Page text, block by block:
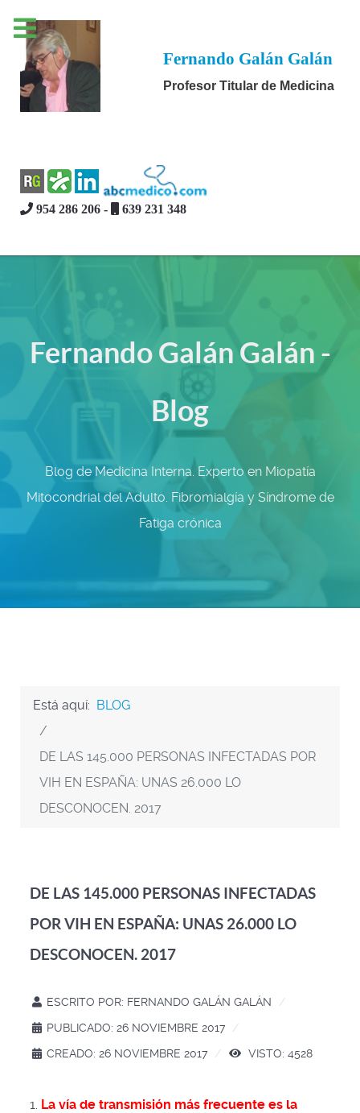
Fernando Galán Galán
Profesor Titular de Medicina
954 286 206 - 639 231 348
Fernando Galán Galán -
Blog
Blog de Medicina Interna. Experto en Miopatía
Mitocondrial del Adulto. Fibromialgía y Síndrome de
Fatiga crónica
Está aquí: BLOG
DE LAS 145.000 PERSONAS INFECTADAS POR
VIH EN ESPAÑA: UNAS 26.000 LO
DESCONOCEN. 2017
DE LAS 145.000 PERSONAS INFECTADAS
POR VIH EN ESPAÑA: UNAS 26.000 LO
DESCONOCEN. 2017
ESCRITO POR: FERNANDO GALÁN GALÁN
PUBLICADO: 26 NOVIEMBRE 2017
CREADO: 26 NOVIEMBRE 2017
VISTO: 4528
1. La vía de transmisión más frecuente es la